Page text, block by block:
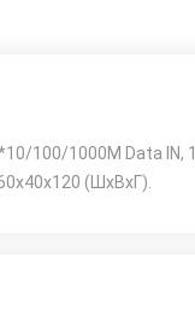
100/1000M Data
(ШхВхГ).